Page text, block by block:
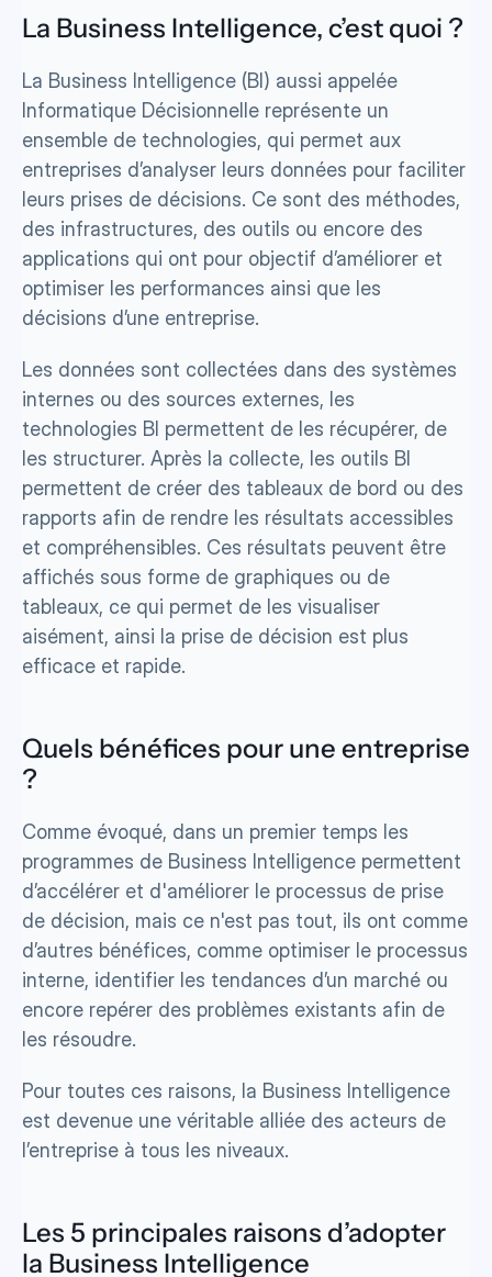
La Business Intelligence, c’est quoi ?
La Business Intelligence (BI) aussi appelée
Informatique Décisionnelle représente un
ensemble de technologies, qui permet aux
entreprises d’analyser leurs données pour faciliter
leurs prises de décisions. Ce sont des méthodes,
des infrastructures, des outils ou encore des
applications qui ont pour objectif d’améliorer et
optimiser les performances ainsi que les
décisions d’une entreprise.
Les données sont collectées dans des systèmes
internes ou des sources externes, les
technologies BI permettent de les récupérer, de
les structurer. Après la collecte, les outils BI
permettent de créer des tableaux de bord ou des
rapports afin de rendre les résultats accessibles
et compréhensibles. Ces résultats peuvent être
affichés sous forme de graphiques ou de
tableaux, ce qui permet de les visualiser
aisément, ainsi la prise de décision est plus
efficace et rapide.
Quels bénéfices pour une entreprise
?
Comme évoqué, dans un premier temps les
programmes de Business Intelligence permettent
d’accélérer et d'améliorer le processus de prise
de décision, mais ce n'est pas tout, ils ont comme
d’autres bénéfices, comme optimiser le processus
interne, identifier les tendances d’un marché ou
encore repérer des problèmes existants afin de
les résoudre.
Pour toutes ces raisons, la Business Intelligence
est devenue une véritable alliée des acteurs de
l’entreprise à tous les niveaux.
Les 5 principales raisons d’adopter
la Business Intelligence